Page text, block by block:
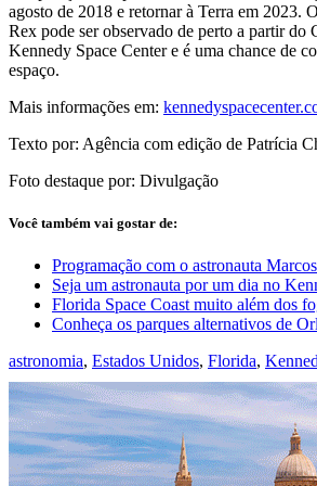
agosto de 2018 e retornar à Terra em 2023.
Rex pode ser observado de perto a partir do
Kennedy Space Center e é uma chance de
espaço.
Mais informações em:
Texto por: Agência com edição de Patrícia
Foto destaque por: Divulgação
Você também vai gostar de:
Programação com o astronauta
Seja um astronauta por um dia no
Florida Space Coast muito além dos
Conheça os parques alternativos de
astronomia, Estados Unidos, Florida,